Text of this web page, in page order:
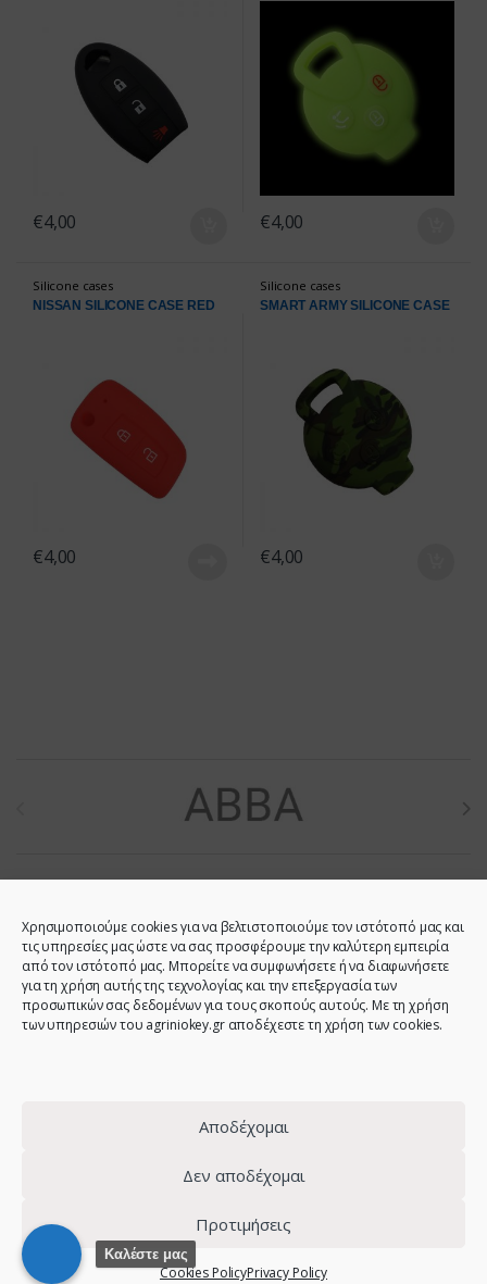
Χρησιμοποιούμε cookies για να βελτιστοποιούμε τον ιστότοπό μας και
τις υπηρεσίες μας ώστε να σας προσφέρουμε την καλύτερη εμπειρία
από τον ιστότοπό μας. Μπορείτε να συμφωνήσετε ή να διαφωνήσετε
για τη χρήση αυτής της τεχνολογίας και την επεξεργασία των
προσωπικών σας δεδομένων για τους σκοπούς αυτούς. Με τη χρήση
των υπηρεσιών του agriniokey.gr αποδέχεστε τη χρήση των cookies.
Αποδέχομαι
Δεν αποδέχομαι
Προτιμήσεις
Cookies PolicyPrivacy Policy
€4,00 €4,00
Silicone cases
NISSAN SILICONE CASE RED
€4,00
Silicone cases
SMART ARMY SILICONE CASE
€4,00
Do you have any question?
2641023001 -
6980907808
© 2021 - Agrinio Key - All Rights Reserved | Web design:
forge.com
Καλέστε μας